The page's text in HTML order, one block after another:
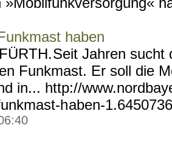
haben
Seit Jahren sucht
Funkmast. Er soll die
in... http://
haben-